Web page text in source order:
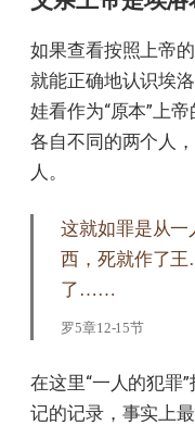
如果查看按照上帝
就能正确地认识埃
娃看作为“原本”上
各自不同的两个人
人。
这就如罪是从
西，死就作了
了……
罗5章12-15节
在这里“一人的犯罪
记的记录，事实上